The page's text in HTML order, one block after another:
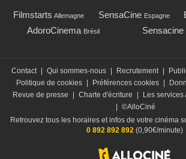
Filmstarts Allemagne SensaCine Espagne
AdoroCinema Brésil
Contact | Qui sommes-nous | Recrutement |
Politique de cookies | Préférences cookies |
Revue de presse
| Charte d'écriture | Les services
| ©AlloCiné
Retrouvez tous les horaires et infos de votre cinéma
0 892 892 892 (0,90€/minute)